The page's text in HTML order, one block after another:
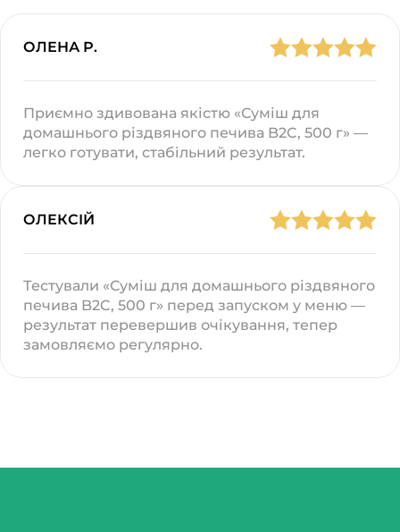
ОЛЕНА Р.
Приємно здивована якістю «Суміш для
домашнього різдвяного печива B2C, 500 г» —
легко готувати, стабільний результат.
ОЛЕКСІЙ
Тестували «Суміш для домашнього різдвяного
печива B2C, 500 г» перед запуском у меню —
результат перевершив очікування, тепер
замовляємо регулярно.